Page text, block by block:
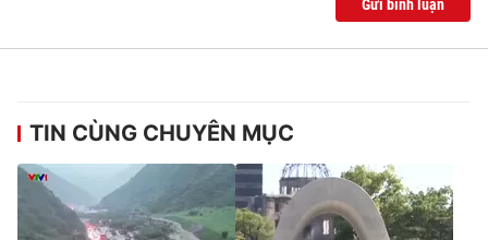
Gửi bình luận
TIN CÙNG CHUYÊN MỤC